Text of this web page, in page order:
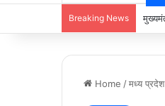
Breaking News
Home /मध्य प्रदेश